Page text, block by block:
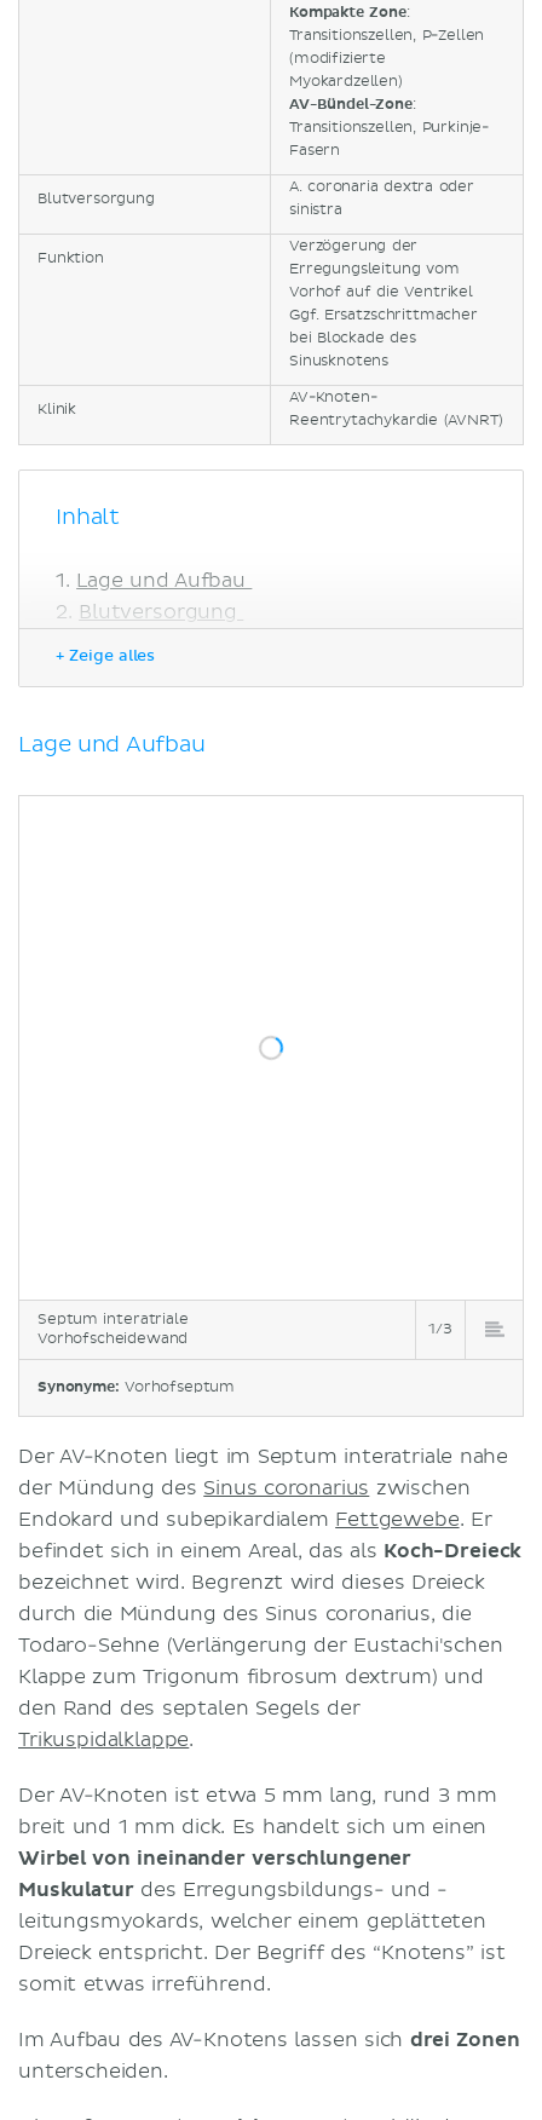
Kompakte Zone:
Transitionszellen, P-Zellen
(modifizierte
Myokardzellen)
AV-Bündel-Zone:
Transitionszellen, Purkinje-
Fasern
Blutversorgung
A. coronaria dextra oder
sinistra
Funktion
Verzögerung der
Erregungsleitung vom
Vorhof auf die Ventrikel
Ggf. Ersatzschrittmacher
bei Blockade des
Sinusknotens
Klinik
AV-Knoten-
Reentrytachykardie (AVNRT)
Inhalt
Lage und Aufbau
Blutversorgung
Funktion
Klinik
+ Zeige alles
Lage und Aufbau
Septum interatriale
Vorhofscheidewand
1/3
Synonyme: Vorhofseptum
Der AV-Knoten liegt im Septum interatriale nahe
der Mündung des Sinus coronarius zwischen
Endokard und subepikardialem Fettgewebe. Er
befindet sich in einem Areal, das als Koch-Dreieck
bezeichnet wird. Begrenzt wird dieses Dreieck
durch die Mündung des Sinus coronarius, die
Todaro-Sehne (Verlängerung der Eustachi'schen
Klappe zum Trigonum fibrosum dextrum) und
den Rand des septalen Segels der
Trikuspidalklappe.
Der AV-Knoten ist etwa 5 mm lang, rund 3 mm
breit und 1 mm dick. Es handelt sich um einen
Wirbel von ineinander verschlungener
Muskulaturdes Erregungsbildungs- und -
leitungsmyokards, welcher einem geplätteten
Dreieck entspricht. Der Begriff des “Knotens” ist
somit etwas irreführend.
Im Aufbau des AV-Knotens lassen sich drei Zonen
unterscheiden.